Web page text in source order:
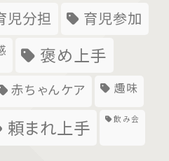
児分担
育児参加
褒め上手
赤ちゃんケア 趣味
頼まれ上手 飲み会